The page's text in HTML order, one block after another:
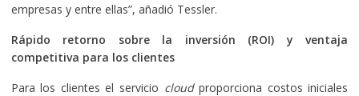
empresas y entre ellas”, añadió Tessler.
Rápido retorno sobre la inversión (ROI) y ventaja
competitiva para los clientes
Para los clientes el servicio cloudproporciona costos iniciales